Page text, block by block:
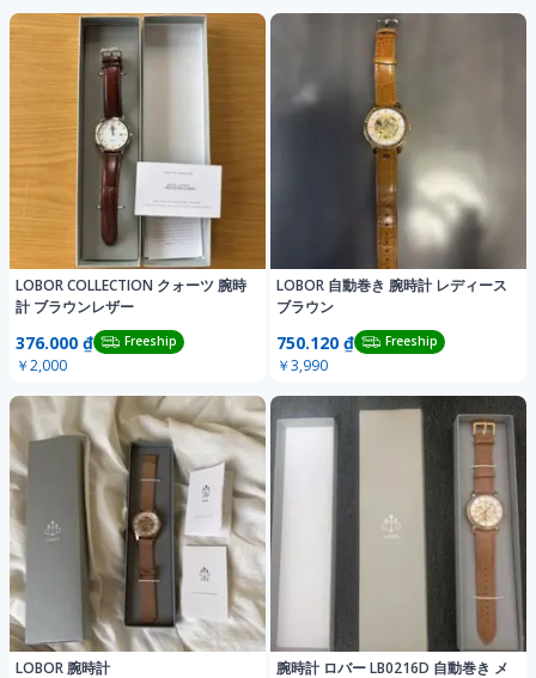
LOBOR COLLECTION クォーツ 腕時
計 ブラウンレザー
376.000 ₫ Freeship
￥2,000
LOBOR 自動巻き 腕時計 レディース
ブラウン
750.120 ₫ Freeship
￥3,990
LOBOR 腕時計
腕時計 ロバー LB0216D 自動巻き メ